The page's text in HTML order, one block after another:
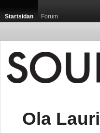
Startsidan Forum
Ola